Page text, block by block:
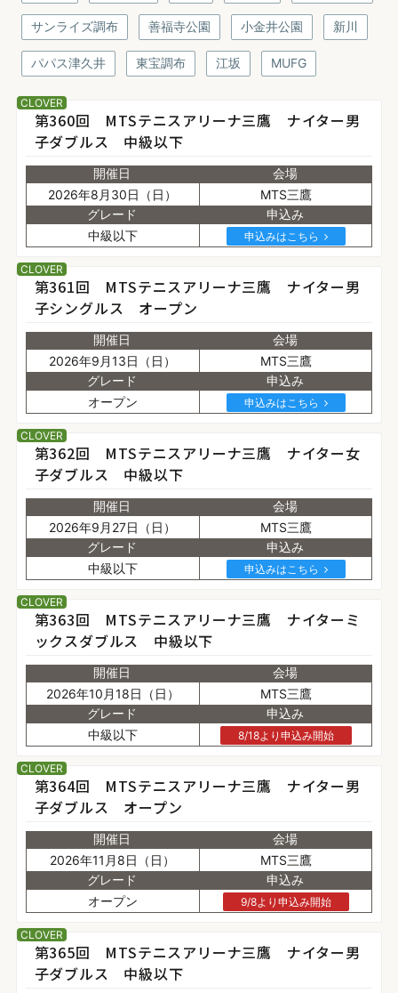
サンライズ調布 善福寺公園 小金井公園 新川
パパス津久井 東宝調布 江坂 MUFG
第360回 MTSテニスアリーナ三鷹 ナイター男
子ダブルス 中級以下
開催日
2026年8月30日（日）
会場
MTS三鷹
グレード
中級以下
申込み
申込みはこちら
CLOVER
第361回 MTSテニスアリーナ三鷹 ナイター男
子シングルス オープン
開催日
2026年9月13日（日）
会場
MTS三鷹
グレード
オープン
申込み
申込みはこちら
CLOVER
第362回 MTSテニスアリーナ三鷹 ナイター女
子ダブルス 中級以下
開催日
2026年9月27日（日）
会場
MTS三鷹
グレード
中級以下
申込み
申込みはこちら
CLOVER
第363回 MTSテニスアリーナ三鷹 ナイターミ
ックスダブルス 中級以下
開催日
2026年10月18日（日）
会場
MTS三鷹
グレード
中級以下
申込み
8/18より申込み開始
CLOVER
第364回 MTSテニスアリーナ三鷹 ナイター男
子ダブルス オープン
開催日
2026年11月8日（日）
会場
MTS三鷹
グレード
オープン
申込み
9/8より申込み開始
CLOVER
第365回 MTSテニスアリーナ三鷹 ナイター男
子ダブルス 中級以下
CLOVER